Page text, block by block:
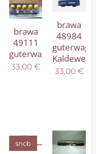
brawa
49111
guterwagen
33,00 €
brawa
48984
Kaldewell
33,00€
sncb